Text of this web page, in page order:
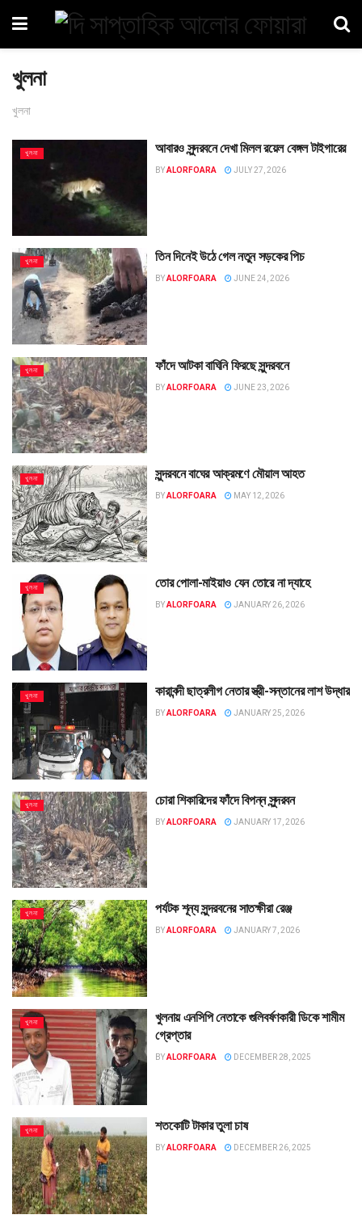
খুলনা
খুলনা
খুলনা আবারও সুন্দরবনে দেখা মিলল রয়েল বেঙ্গল টাইগারের
BYALORFOARA JULY 27, 2026
খুলনা তিন দিনেই উঠে গেল নতুন সড়কের পিচ
BYALORFOARA JUNE 24, 2026
খুলনা ফাঁদে আটকা বাঘিনি ফিরছে সুন্দরবনে
BYALORFOARA JUNE 23, 2026
খুলনা সুন্দরবনে বাঘের আক্রমণে মৌয়াল আহত
BYALORFOARA MAY 12, 2026
খুলনা তোর পোলা-মাইয়াও যেন তোরে না দ্যাহে
BYALORFOARA JANUARY 26, 2026
খুলনা কারাবন্দী ছাত্রলীগ নেতার স্ত্রী-সন্তানের লাশ উদ্ধার
BYALORFOARA JANUARY 25, 2026
খুলনা চোরা শিকারিদের ফাঁদে বিপন্ন সুন্দরবন
BYALORFOARA JANUARY 17, 2026
খুলনা পর্যটক শূন্য সুন্দরবনের সাতক্ষীরা রেঞ্জ
BYALORFOARA JANUARY 7, 2026
খুলনা
খুলনায় এনসিপি নেতাকে গুলিবর্ষণকারী ডিকে শামীম
গ্রেপ্তার
BYALORFOARA DECEMBER 28, 2025
খুলনা শতকোটি টাকার তুলা চাষ
BYALORFOARA DECEMBER 26, 2025